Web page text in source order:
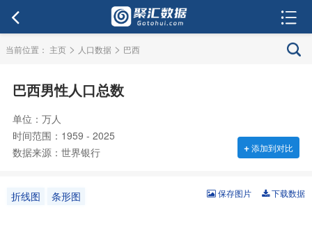
当前位置： 主页 > 人口数据 > 巴西
巴西男性人口总数
单位：万人
时间范围：1959 - 2025
数据来源：世界银行
+添加到对比
折线图 条形图 下载数据
保存图片